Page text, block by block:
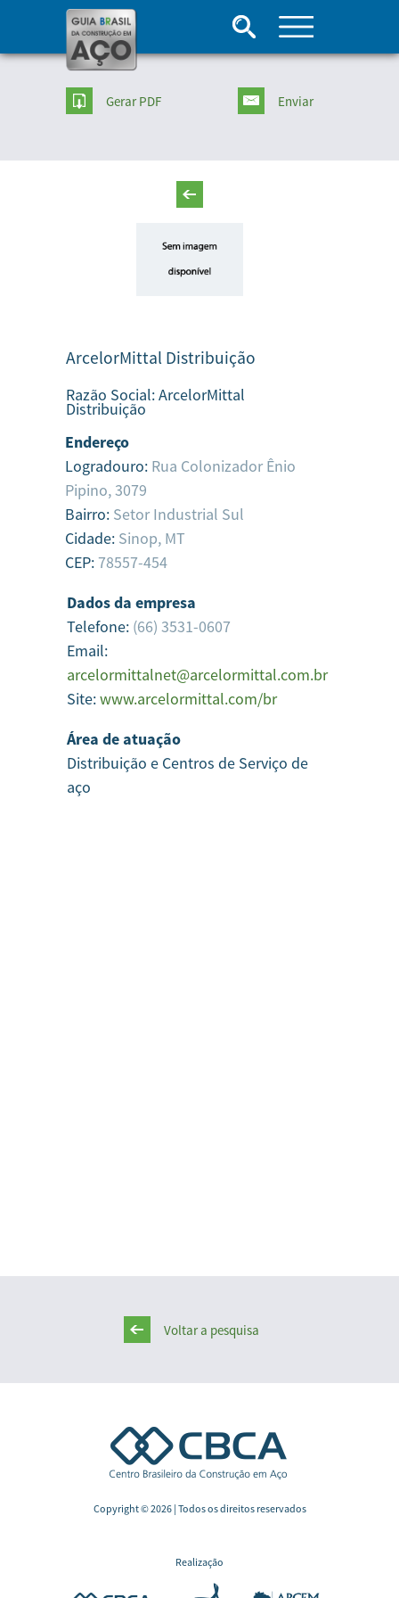
Gerar PDF Enviar
ArcelorMittal Distribuição
Razão Social:ArcelorMittal
Distribuição
Endereço
Logradouro: Rua Colonizador Ênio
Pipino, 3079
Bairro: Setor Industrial Sul
Cidade: Sinop, MT
CEP:78557-454
Dados da empresa
Telefone: (66) 3531-0607
Email:
arcelormittalnet@arcelormittal.com.br
Site:www.arcelormittal.com/br
Área de atuação
Distribuição e Centros de Serviço de
aço
Voltar a pesquisa
Copyright © 2026 | Todos os direitos reservados
Realização